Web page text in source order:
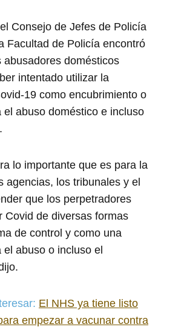
Consejo de Jefes de Policía
Facultad de Policía encontró
abusadores domésticos
intentado utilizar la
19 como encubrimiento o
el abuso doméstico e incluso
lo importante que es para la
agencias, los tribunales y el
que los perpetradores
Covid de diversas formas
de control y como una
el abuso o incluso el
El NHS ya tiene listo
empezar a vacunar contra